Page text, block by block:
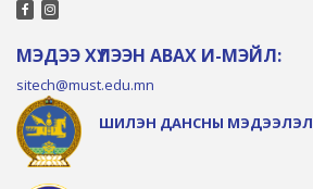
МЭДЭЭ ХҮЛЭЭН АВАХ И-МЭЙЛ:
sitech@must.edu.mn
ШИЛЭН ДАНСНЫ МЭДЭЭЛЭЛ